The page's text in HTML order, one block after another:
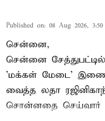
Published on: 08 Aug 2026,
சென்னை,
சென்னை
'மக்கள் மேடை'
வைத்த லதா
சொன்னதை செய்வார்